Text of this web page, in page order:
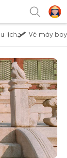
lịch Vé máy bay